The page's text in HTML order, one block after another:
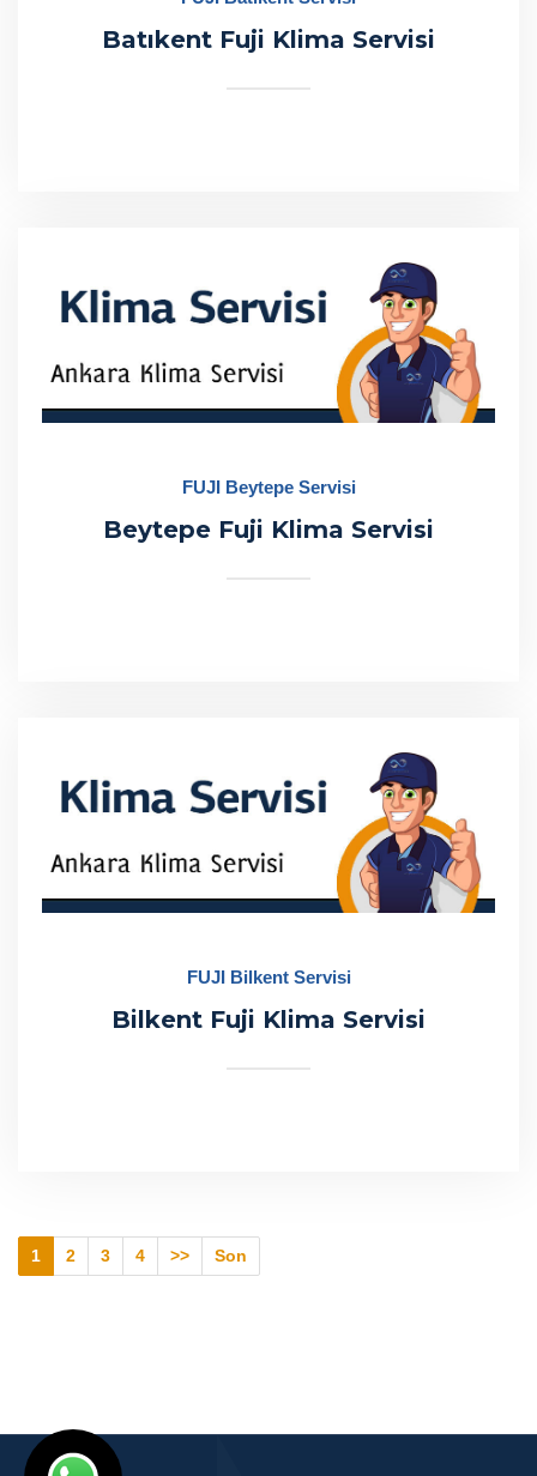
Batıkent Fuji Klima Servisi
FUJI Beytepe Servisi
Beytepe Fuji Klima Servisi
FUJI Bilkent Servisi
Bilkent Fuji Klima Servisi
1 2 3 4 >> Son